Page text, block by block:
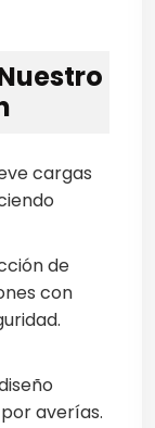
cargas
de
con
averías.